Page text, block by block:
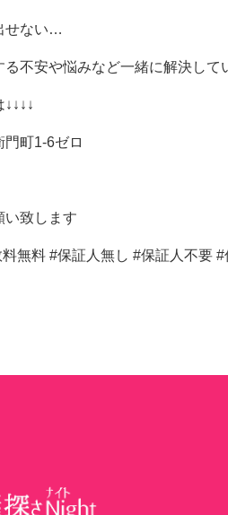
せない…
不安や悩みなど一緒に解決して
町1-6ゼロ
い致します
無料 #保証人無し #保証人不要